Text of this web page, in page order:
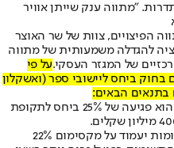
"מתווה ענק שייתן אוויר
הפיצויים, צוות של שר האוצר
להגדלה משמעותית של מתווה
של המגזר העסקי.על פי
בחוק ביחס ליישובי ספר (ואשקלון
בתנאים הבאים:
- תנאי סף לכניסה לתוכנית המענקים הוא פגיעה של 25% ביחס לתקופת
- רכיב ההוצאות הקבועות מתוך התשומות יעמוד על מקסימום 22%